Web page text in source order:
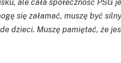
ale cała społeczność PSG
się załamać, muszę być
dzieci. Muszę pamiętać, że